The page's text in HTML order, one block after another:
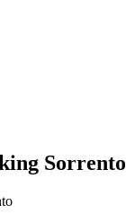
Sorrento